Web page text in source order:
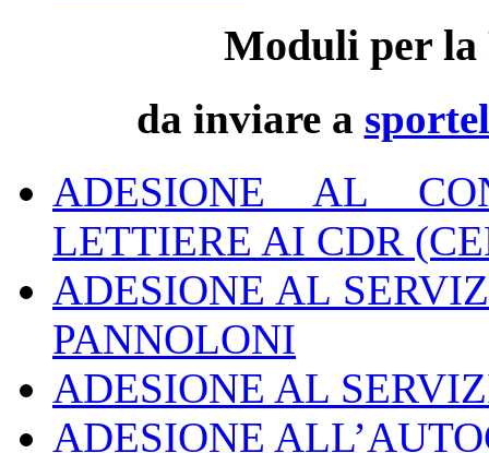
Moduli per la
da inviare a
ADESIONE AL
LETTIERE AI CDR
ADESIONE AL
PANNOLONI
ADESIONE AL
ADESIONE